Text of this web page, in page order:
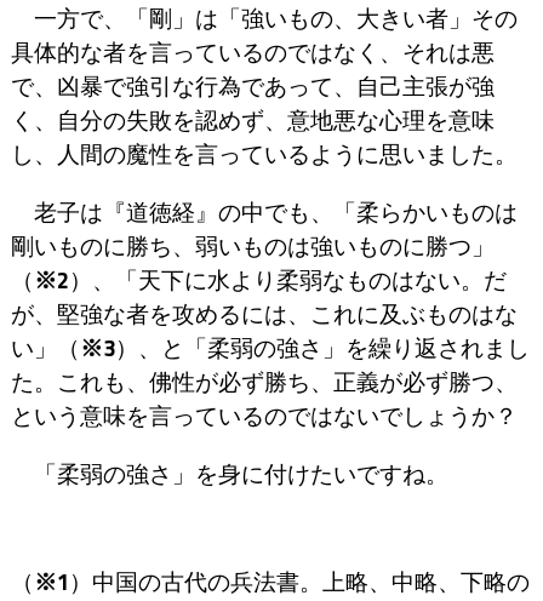
一方で、「剛」は「強いもの、大きい者」その
具体的な者を言っているのではなく、それは悪
で、凶暴で強引な行為であって、自己主張が強
く、自分の失敗を認めず、意地悪な心理を意味
し、人間の魔性を言っているように思いました。
老子は『道徳経』の中でも、「柔らかいものは
剛いものに勝ち、弱いものは強いものに勝つ」
（※2）、「天下に水より柔弱なものはない。だ
が、堅強な者を攻めるには、これに及ぶものはな
い」（※3）、と「柔弱の強さ」を繰り返されまし
た。これも、佛性が必ず勝ち、正義が必ず勝つ、
という意味を言っているのではないでしょうか？
「柔弱の強さ」を身に付けたいですね。
（※1）中国の古代の兵法書。上略、中略、下略の